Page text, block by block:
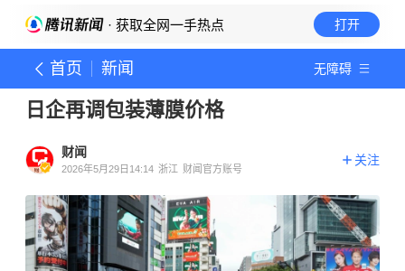
· 获取全网一手热点 打开
首页 新闻 无障碍
日企再调包装薄膜价格
财闻
2026年5月29日14:14 浙江 财闻官方账号
关注